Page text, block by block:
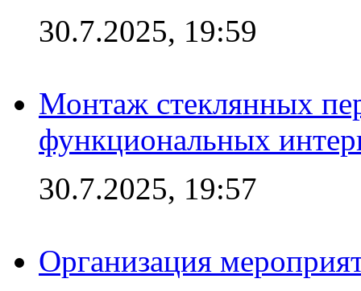
30.7.2025, 19:59
Монтаж стеклянных
функциональных
30.7.2025, 19:57
Организация